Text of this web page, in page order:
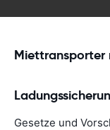
Miettransporter
Gesetze und